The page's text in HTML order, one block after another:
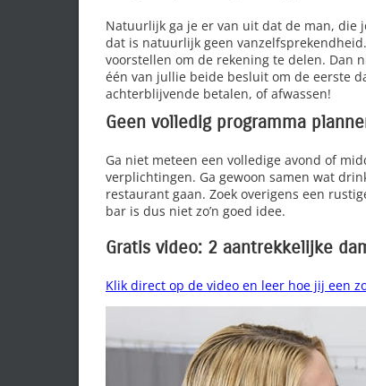
Natuurlijk ga je er van uit dat de man, die
dat is natuurlijk geen
voorstellen om de rekening te delen. Dan
één van jullie beide besluit om de eerste
achterblijvende betalen, of afwassen!
Geen volledig programma
Ga niet meteen een volledige avond of
verplichtingen. Ga gewoon samen wat
restaurant gaan. Zoek overigens een
bar is dus niet zo’n goed idee.
Gratis video: 2 aantrekkelijke
Klik direct op de video en leer hoe jij een